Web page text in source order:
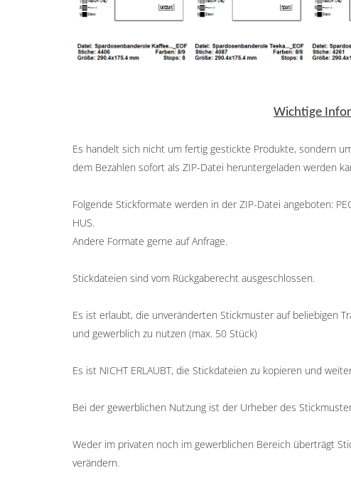
Wichtige
Es handelt sich nicht um fertig gestickte Produkte, sondern
dem Bezahlen sofort als ZIP-Datei heruntergeladen werden
Folgende Stickformate werden in der ZIP-Datei angeboten: PEC
HUS.
Andere Formate gerne auf Anfrage.
Stickdateien sind vom Rückgaberecht ausgeschlossen.
Es ist erlaubt, die unveränderten Stickmuster auf beliebigen
und gewerblich zu nutzen (max. 50 Stück)
Es ist NICHT ERLAUBT, die Stickdateien zu kopieren und
Bei der gewerblichen Nutzung ist der Urheber des
Weder im privaten noch im gewerblichen Bereich überträgt
verändern.